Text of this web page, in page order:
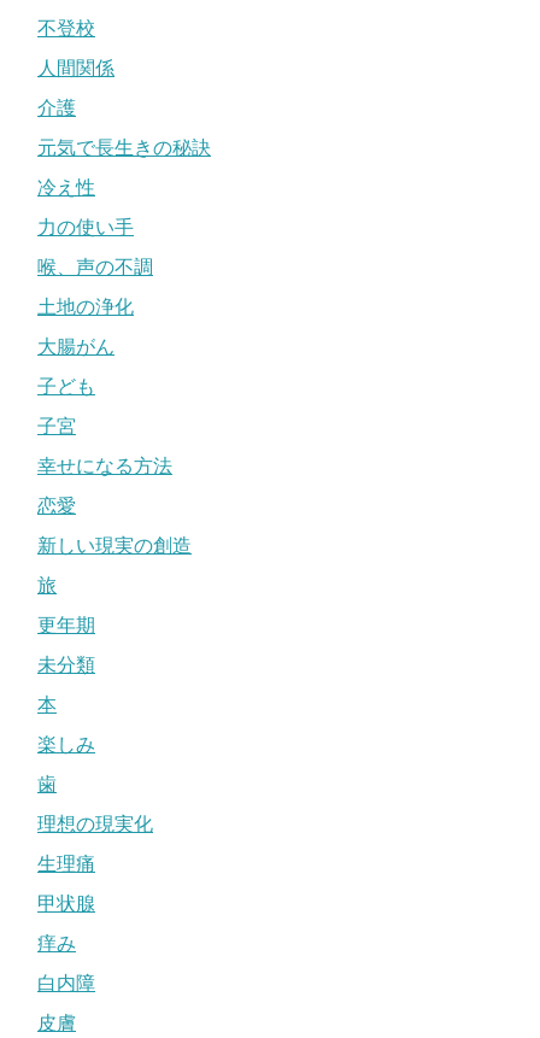
不登校
人間関係
介護
元気で長生きの秘訣
冷え性
力の使い手
喉、声の不調
土地の浄化
大腸がん
子ども
子宮
幸せになる方法
恋愛
新しい現実の創造
旅
更年期
未分類
本
楽しみ
歯
理想の現実化
生理痛
甲状腺
痒み
白内障
皮膚